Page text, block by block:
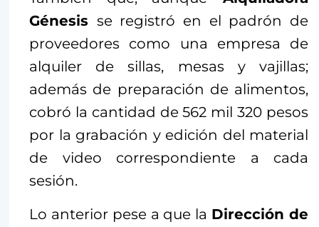
Génesis se registró en el padrón de
proveedores como una empresa de
alquiler de sillas, mesas y vajillas;
además de preparación de alimentos,
cobró la cantidad de 562 mil 320 pesos
por la grabación y edición del material
de video correspondiente a cada
sesión.
Lo anterior pese a que la Dirección de